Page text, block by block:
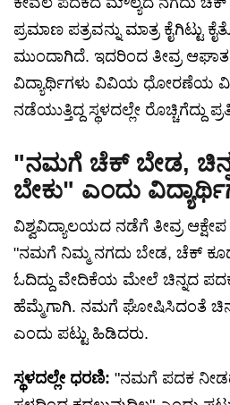
ಪ್ರಮಾಣ ಪತ್ರವನ್ನು ಮಾತ್ರ ಕೈಗಿಟ್ಟು
ಮುಂದಾಗಿದೆ. ಇದರಿಂದ ತೀವ್ರ
ವಿದ್ಯಾರ್ಥಿಗಳು ವಿವಿಯ ಧೋರಣೆಯ
ನಡೆಯುತ್ತಿದ್ದ ಸ್ಥಳದಲ್ಲೇ
"ನಮಗೆ ಚೆಕ್ ಬೇಡ,
ಬೇಕು" ಎಂದು
ವಿಶ್ವವಿದ್ಯಾಲಯದ ನಡೆಗೆ ತೀವ್ರ ಆಕ್ಷೇಪ
"ನಮಗೆ ನಿಮ್ಮ ನಗದು ಬೇಡ, ಚೆಕ್ ಕೂಡ
ಓದಿದ್ದು ವೇದಿಕೆಯ ಮೇಲೆ ಚಿನ್ನದ
ಹೆಮ್ಮೆಗಾಗಿ. ನಮಗೆ ಘೋಷಿಸಿದಂತೆ
ಎಂದು ಪಟ್ಟು ಹಿಡಿದರು.
ಸ್ಥಳದಲ್ಲೇ ಧರಣಿ: "ನಮಗೆ ಪದಕ